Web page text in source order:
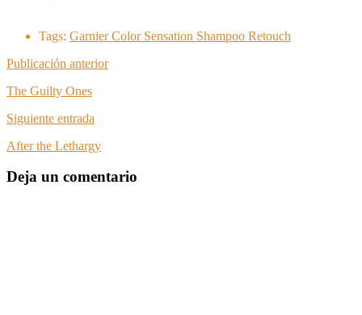
Tags: Garnier Color Sensation Shampoo Retouch
Publicación anterior
The Guilty Ones
Siguiente entrada
After the Lethargy
Deja un comentario